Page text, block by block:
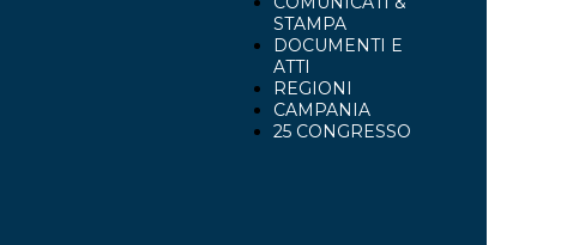
STAMPA
DOCUMENTI E
ATTI
REGIONI
CAMPANIA
25 CONGRESSO